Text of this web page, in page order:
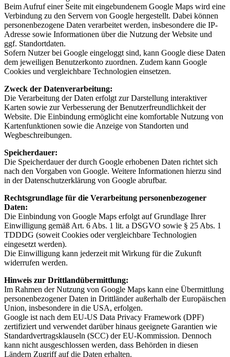
Beim Aufruf einer Seite mit eingebundenem Google Maps wird eine
Verbindung zu den Servern von Google hergestellt. Dabei können
personenbezogene Daten verarbeitet werden, insbesondere die IP-
Adresse sowie Informationen über die Nutzung der Website und
ggf. Standortdaten.
Sofern Nutzer bei Google eingeloggt sind, kann Google diese Daten
dem jeweiligen Benutzerkonto zuordnen. Zudem kann Google
Cookies und vergleichbare Technologien einsetzen.
Zweck der Datenverarbeitung:
Die Verarbeitung der Daten erfolgt zur Darstellung interaktiver
Karten sowie zur Verbesserung der Benutzerfreundlichkeit der
Website. Die Einbindung ermöglicht eine komfortable Nutzung von
Kartenfunktionen sowie die Anzeige von Standorten und
Wegbeschreibungen.
Speicherdauer:
Die Speicherdauer der durch Google erhobenen Daten richtet sich
nach den Vorgaben von Google. Weitere Informationen hierzu sind
in der Datenschutzerklärung von Google abrufbar.
Rechtsgrundlage für die Verarbeitung personenbezogener
Daten:
Die Einbindung von Google Maps erfolgt auf Grundlage Ihrer
Einwilligung gemäß Art. 6 Abs. 1 lit. a DSGVO sowie § 25 Abs. 1
TDDDG (soweit Cookies oder vergleichbare Technologien
eingesetzt werden).
Die Einwilligung kann jederzeit mit Wirkung für die Zukunft
widerrufen werden.
Hinweis zur Drittlandübermittlung:
Im Rahmen der Nutzung von Google Maps kann eine Übermittlung
personenbezogener Daten in Drittländer außerhalb der Europäischen
Union, insbesondere in die USA, erfolgen.
Google ist nach dem EU‑US Data Privacy Framework (DPF)
zertifiziert und verwendet darüber hinaus geeignete Garantien wie
Standardvertragsklauseln (SCC) der EU-Kommission. Dennoch
kann nicht ausgeschlossen werden, dass Behörden in diesen
Ländern Zugriff auf die Daten erhalten.